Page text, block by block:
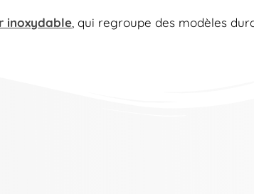
inoxydable, qui regroupe des modèles